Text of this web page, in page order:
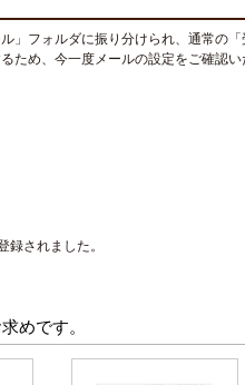
」フォルダに振り分けられ、通常の
ため、今一度メールの設定をご確認
されました。
めです。